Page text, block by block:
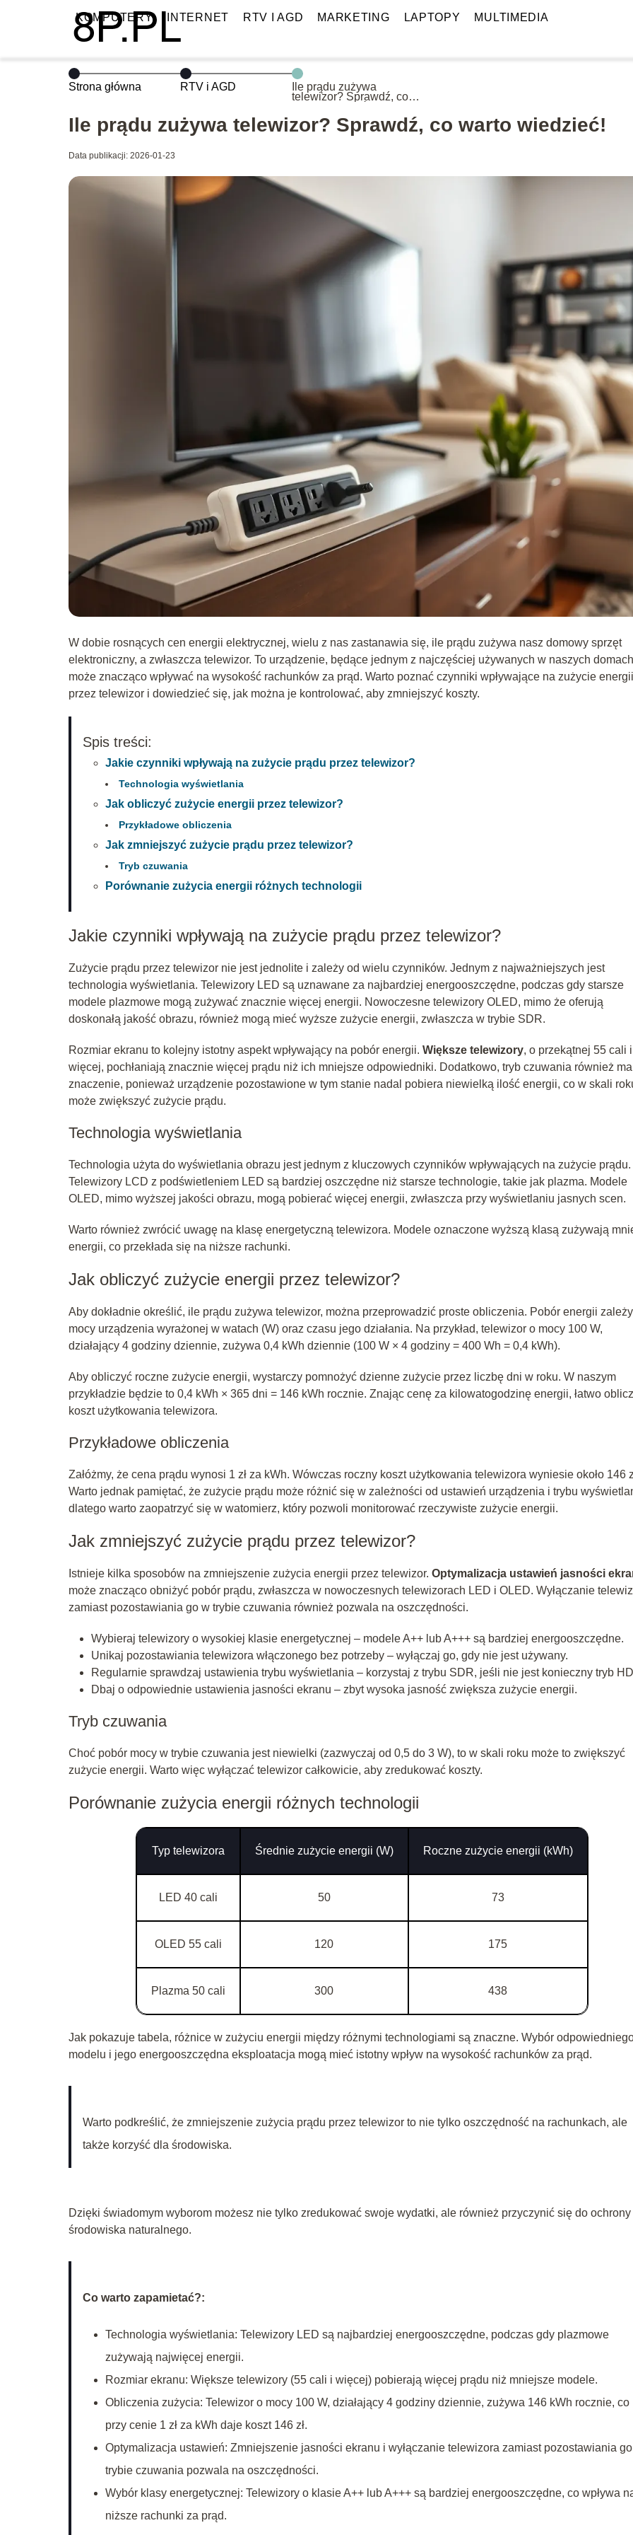
KOMPUTERY INTERNET RTV I AGD MARKETING LAPTOPY MULTIMEDIA
Strona główna RTV i AGD
Ile prądu zużywa
telewizor? Sprawdź, co
Ile prądu zużywa telewizor? Sprawdź, co warto wiedzieć!
Data publikacji: 2026-01-23
W dobie rosnących cen energii elektrycznej, wielu z nas zastanawia się, ile prądu zużywa nasz domowy sprzęt
elektroniczny, a zwłaszcza telewizor. To urządzenie, będące jednym z najczęściej używanych w naszych
może znacząco wpływać na wysokość rachunków za prąd. Warto poznać czynniki wpływające na zużycie energii
przez telewizor i dowiedzieć się, jak można je kontrolować, aby zmniejszyć koszty.
Spis treści:
Jakie czynniki wpływają na zużycie prądu przez telewizor?
Technologia wyświetlania
Jak obliczyć zużycie energii przez telewizor?
Przykładowe obliczenia
Jak zmniejszyć zużycie prądu przez telewizor?
Tryb czuwania
Porównanie zużycia energii różnych technologii
Jakie czynniki wpływają na zużycie prądu przez telewizor?
Zużycie prądu przez telewizor nie jest jednolite i zależy od wielu czynników. Jednym z najważniejszych jest
technologia wyświetlania. Telewizory LED są uznawane za najbardziej energooszczędne, podczas gdy starsze
modele plazmowe mogą zużywać znacznie więcej energii. Nowoczesne telewizory OLED, mimo że oferują
doskonałą jakość obrazu, również mogą mieć wyższe zużycie energii, zwłaszcza w trybie SDR.
Rozmiar ekranu to kolejny istotny aspekt wpływający na pobór energii. Większe telewizory, o przekątnej 55 cali i
więcej, pochłaniają znacznie więcej prądu niż ich mniejsze odpowiedniki. Dodatkowo, tryb czuwania również ma
znaczenie, ponieważ urządzenie pozostawione w tym stanie nadal pobiera niewielką ilość energii, co w skali
może zwiększyć zużycie prądu.
Technologia wyświetlania
Technologia użyta do wyświetlania obrazu jest jednym z kluczowych czynników wpływających na zużycie prądu.
Telewizory LCD z podświetleniem LED są bardziej oszczędne niż starsze technologie, takie jak plazma. Modele
OLED, mimo wyższej jakości obrazu, mogą pobierać więcej energii, zwłaszcza przy wyświetlaniu jasnych scen.
Warto również zwrócić uwagę na klasę energetyczną telewizora. Modele oznaczone wyższą klasą zużywają
energii, co przekłada się na niższe rachunki.
Jak obliczyć zużycie energii przez telewizor?
Aby dokładnie określić, ile prądu zużywa telewizor, można przeprowadzić proste obliczenia. Pobór energii
mocy urządzenia wyrażonej w watach (W) oraz czasu jego działania. Na przykład, telewizor o mocy 100 W,
działający 4 godziny dziennie, zużywa 0,4 kWh dziennie (100 W × 4 godziny = 400 Wh = 0,4 kWh).
Aby obliczyć roczne zużycie energii, wystarczy pomnożyć dzienne zużycie przez liczbę dni w roku. W naszym
przykładzie będzie to 0,4 kWh × 365 dni = 146 kWh rocznie. Znając cenę za kilowatogodzinę energii, łatwo
koszt użytkowania telewizora.
Przykładowe obliczenia
Załóżmy, że cena prądu wynosi 1 zł za kWh. Wówczas roczny koszt użytkowania telewizora wyniesie około 146
Warto jednak pamiętać, że zużycie prądu może różnić się w zależności od ustawień urządzenia i trybu
dlatego warto zaopatrzyć się w watomierz, który pozwoli monitorować rzeczywiste zużycie energii.
Jak zmniejszyć zużycie prądu przez telewizor?
Istnieje kilka sposobów na zmniejszenie zużycia energii przez telewizor. Optymalizacja ustawień jasności
może znacząco obniżyć pobór prądu, zwłaszcza w nowoczesnych telewizorach LED i OLED. Wyłączanie
zamiast pozostawiania go w trybie czuwania również pozwala na oszczędności.
Wybieraj telewizory o wysokiej klasie energetycznej – modele A++ lub A+++ są bardziej energooszczędne.
Unikaj pozostawiania telewizora włączonego bez potrzeby – wyłączaj go, gdy nie jest używany.
Regularnie sprawdzaj ustawienia trybu wyświetlania – korzystaj z trybu SDR, jeśli nie jest konieczny tryb
Dbaj o odpowiednie ustawienia jasności ekranu – zbyt wysoka jasność zwiększa zużycie energii.
Tryb czuwania
Choć pobór mocy w trybie czuwania jest niewielki (zazwyczaj od 0,5 do 3 W), to w skali roku może to zwiększyć
zużycie energii. Warto więc wyłączać telewizor całkowicie, aby zredukować koszty.
Porównanie zużycia energii różnych technologii
Typ telewizora Średnie zużycie energii (W) Roczne zużycie energii (kWh)
LED 40 cali 50 73
OLED 55 cali 120 175
Plazma 50 cali 300 438
Jak pokazuje tabela, różnice w zużyciu energii między różnymi technologiami są znaczne. Wybór
modelu i jego energooszczędna eksploatacja mogą mieć istotny wpływ na wysokość rachunków za prąd.
Warto podkreślić, że zmniejszenie zużycia prądu przez telewizor to nie tylko oszczędność na rachunkach, ale
także korzyść dla środowiska.
Dzięki świadomym wyborom możesz nie tylko zredukować swoje wydatki, ale również przyczynić się do ochrony
środowiska naturalnego.
Co warto zapamietać?:
Technologia wyświetlania: Telewizory LED są najbardziej energooszczędne, podczas gdy plazmowe
zużywają najwięcej energii.
Rozmiar ekranu: Większe telewizory (55 cali i więcej) pobierają więcej prądu niż mniejsze modele.
Obliczenia zużycia: Telewizor o mocy 100 W, działający 4 godziny dziennie, zużywa 146 kWh rocznie, co
przy cenie 1 zł za kWh daje koszt 146 zł.
Optymalizacja ustawień: Zmniejszenie jasności ekranu i wyłączanie telewizora zamiast pozostawiania
trybie czuwania pozwala na oszczędności.
Wybór klasy energetycznej: Telewizory o klasie A++ lub A+++ są bardziej energooszczędne, co wpływa
niższe rachunki za prąd.